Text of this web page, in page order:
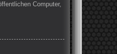
Computer,